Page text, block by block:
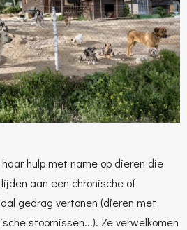
haar hulp met name op dieren die
aan een chronische of
gedrag vertonen (dieren met
stoornissen...). Ze verwelkomen